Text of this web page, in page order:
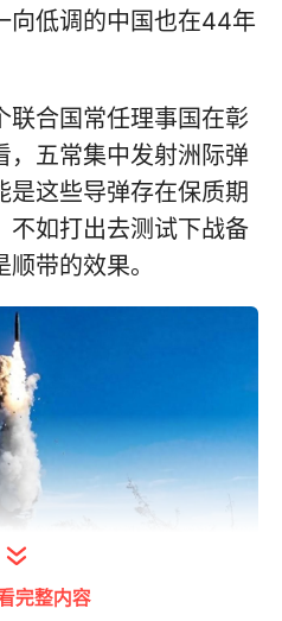
向低调的中国也在44年
联合国常任理事国在彰
，五常集中发射洲际弹
是这些导弹存在保质期
不如打出去测试下战备
带的效果。
程发射的东风-31AG）
完整内容